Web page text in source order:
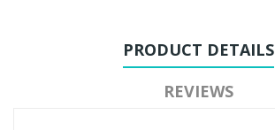
PRODUCT DETAILS
REVIEWS